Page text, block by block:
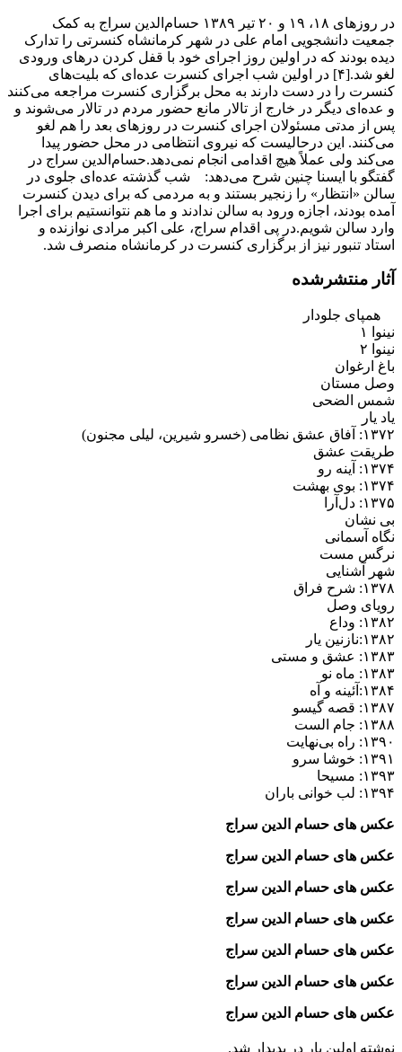
در روزهای ۱۸، ۱۹ و ۲۰ تیر ۱۳۸۹ حسام‌الدین سراج به کمک
جمعیت دانشجویی امام علی در شهر کرمانشاه کنسرتی را تدارک
دیده بودند که در اولین روز اجرای خود با قفل کردن درهای ورودی
لغو شد.[۴] در اولین شب اجرای کنسرت عده‌ای که بلیت‌های
کنسرت را در دست دارند به محل برگزاری کنسرت مراجعه می‌کنند
و عده‌ای دیگر در خارج از تالار مانع حضور مردم در تالار می‌شوند و
پس از مدتی مسئولان اجرای کنسرت در روزهای بعد را هم لغو
می‌کنند. این درحالیست که نیروی انتظامی در محل حضور پیدا
می‌کند ولی عملاً هیچ اقدامی انجام نمی‌دهد.حسام‌الدین سراج در
گفتگو با ایسنا چنین شرح می‌دهد: شب گذشته عده‌ای جلوی در
سالن «انتظار» را زنجیر بستند و به مردمی که برای دیدن کنسرت
آمده بودند، اجازه ورود به سالن ندادند و ما هم نتوانستیم برای اجرا
وارد سالن شویم.در پی اقدام سراج، علی اکبر مرادی نوازنده و
استاد تنبور نیز از برگزاری کنسرت در کرمانشاه منصرف شد.
آثار منتشرشده
همپای جلودار
نینوا ۱
نینوا ۲
باغ ارغوان
وصل مستان
شمس الضحی
یاد یار
۱۳۷۲: آفاق عشق نظامی (خسرو شیرین، لیلی مجنون)
طریقت عشق
۱۳۷۴: آینه رو
۱۳۷۴: بوی بهشت
۱۳۷۵: دل‌آرا
بی نشان
نگاه آسمانی
نرگس مست
شهر آشنایی
۱۳۷۸: شرح فراق
رویای وصل
۱۳۸۲: وداع
۱۳۸۲:نازنین یار
۱۳۸۳: عشق و مستی
۱۳۸۳: ماه نو
۱۳۸۴:آئینه و آه
۱۳۸۷: قصه گیسو
۱۳۸۸: جام الست
۱۳۹۰: راه بی‌نهایت
۱۳۹۱: خوشا سرو
۱۳۹۳: مسیحا
۱۳۹۴: لب خوانی باران
عکس های حسام الدین سراج
عکس های حسام الدین سراج
عکس های حسام الدین سراج
عکس های حسام الدین سراج
عکس های حسام الدین سراج
عکس های حسام الدین سراج
عکس های حسام الدین سراج
نوشته اولین بار در پدیدار شد.